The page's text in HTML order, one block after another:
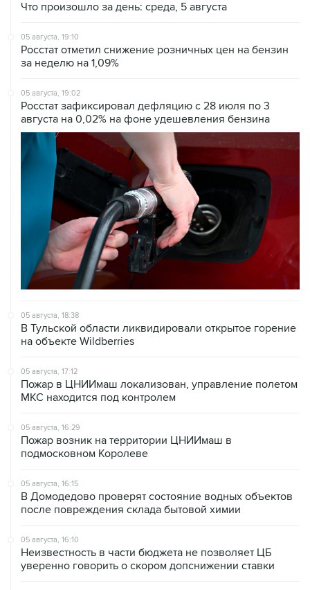
Что произошло за день: среда, 5 августа
05 августа, 19:10
Росстат отметил снижение розничных цен на бензин
за неделю на 1,09%
05 августа, 19:02
Росстат зафиксировал дефляцию с 28 июля по 3
августа на 0,02% на фоне удешевления бензина
05 августа, 18:38
В Тульской области ликвидировали открытое горение
на объекте Wildberries
05 августа, 17:12
Пожар в ЦНИИмаш локализован, управление полетом
МКС находится под контролем
05 августа, 16:29
Пожар возник на территории ЦНИИмаш в
подмосковном Королеве
05 августа, 16:15
В Домодедово проверят состояние водных объектов
после повреждения склада бытовой химии
05 августа, 16:10
Неизвестность в части бюджета не позволяет ЦБ
уверенно говорить о скором допснижении ставки